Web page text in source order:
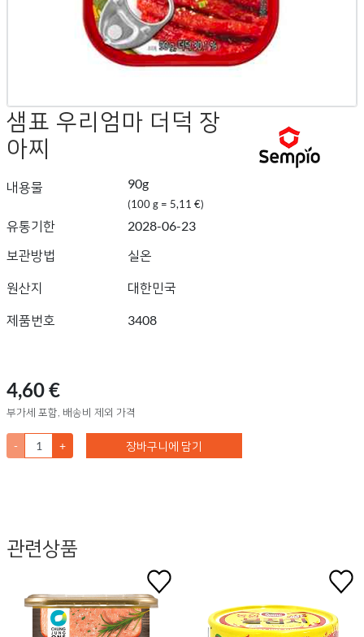
샘표 우리엄마 더덕 장
아찌
내용물 90g
(100 g = 5,11 €)
유통기한
2028-06-23
보관방법
실온
원산지 대한민국
제품번호 3408
4,60 €
부가세 포함, 배송비 제외 가격
- + 장바구니에 담기
관련상품